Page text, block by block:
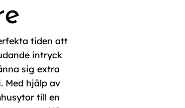
tiden att
intryck
sig extra
Med hjälp av
till en